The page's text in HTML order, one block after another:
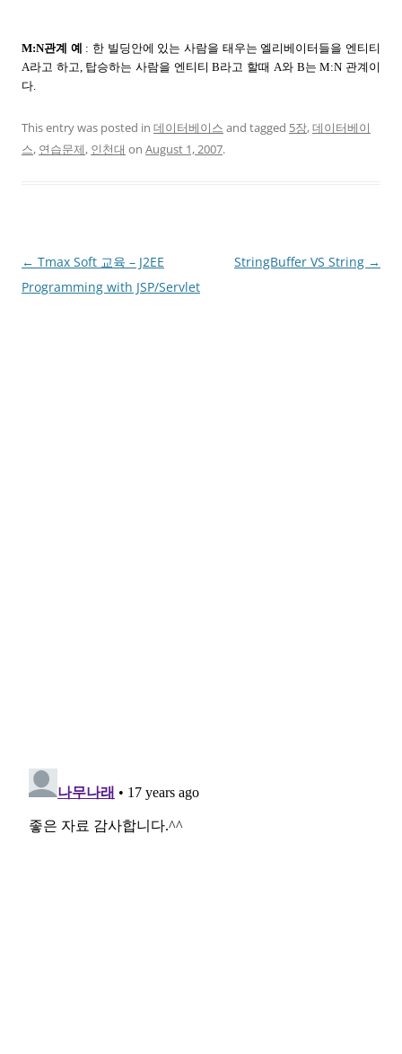
M:N관계 예 : 한 빌딩안에 있는 사람을 태우는 엘리베이터들을 엔티티
A라고 하고, 탑승하는 사람을 엔티티 B라고 할때 A와 B는 M:N 관계이
다.
This entry was posted in 데이터베이스 and tagged 5장,데이터베이
스, 연습문제, 인천대 on August 1, 2007.
Post
navigation
← Tmax Soft 교육 – J2EE
Programming with JSP/Servlet
StringBuffer VS String →